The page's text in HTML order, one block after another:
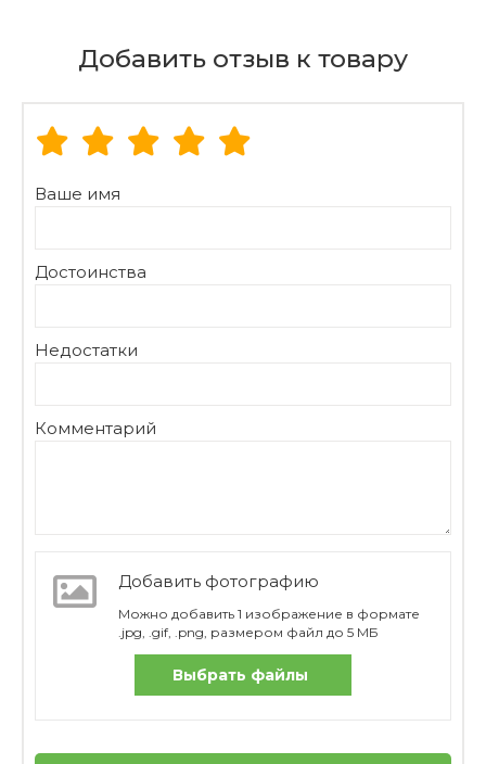
Добавить отзыв к товару
Ваше имя
Достоинства
Недостатки
Комментарий
Добавить фотографию
Можно добавить 1 изображение в формате
.jpg, .gif, .png, размером файл до 5 МБ
Выбрать файлы